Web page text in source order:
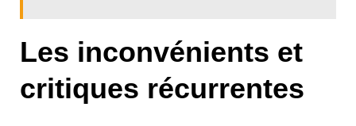
Les inconvénients et
critiques récurrentes